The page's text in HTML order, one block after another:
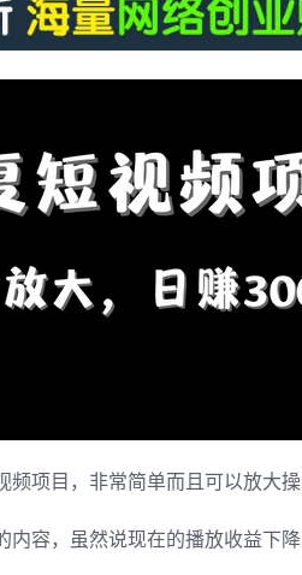
项目，非常简单而且可以放大操
容，虽然说现在的播放收益下